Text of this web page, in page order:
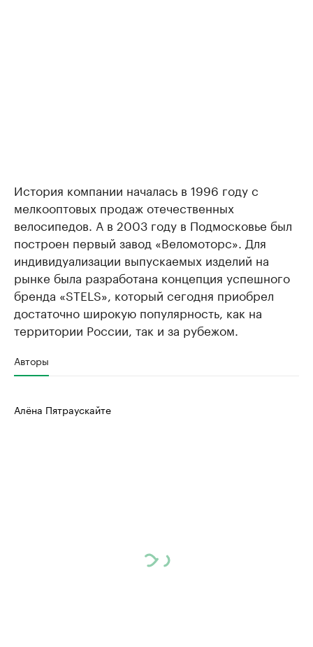
История компании началась в 1996 году с
мелкооптовых продаж отечественных
велосипедов. А в 2003 году в Подмосковье был
построен первый завод «Веломоторс». Для
индивидуализации выпускаемых изделий на
рынке была разработана концепция успешного
бренда «STELS», который сегодня приобрел
достаточно широкую популярность, как на
территории России, так и за рубежом.
Авторы
Алёна Пятраускайте